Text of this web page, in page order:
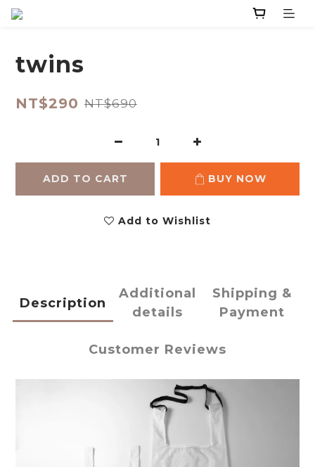
twins
NT$290 NT$690
ADD TO CART BUY NOW
Add to Wishlist
Description
Additional
details
Shipping &
Payment
Customer Reviews